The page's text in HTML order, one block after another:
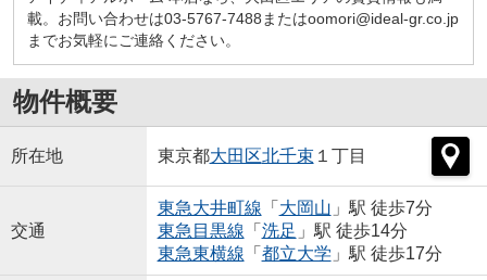
載。お問い合わせは03-5767-7488またはoomori@ideal-gr.co.jp
までお気軽にご連絡ください。
物件概要
所在地 東京都大田区北千束 １丁目
交通
東急大井町線 「 大岡山 」駅 徒歩7分
東急目黒線 「 洗足 」駅 徒歩14分
東急東横線 「 都立大学 」駅 徒歩17分